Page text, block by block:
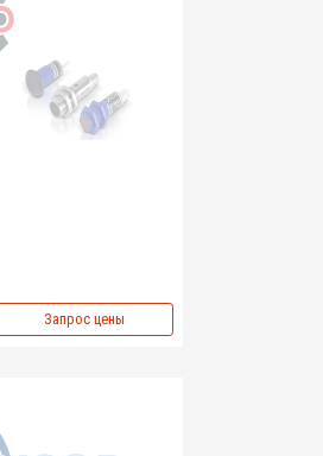
Запрос цены